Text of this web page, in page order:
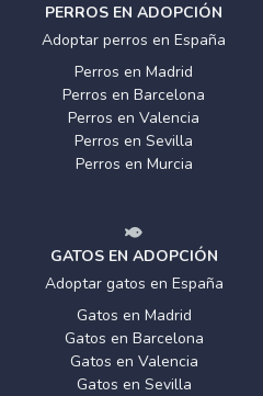
PERROS EN ADOPCIÓN
Adoptar perros en España
Perros en Madrid
Perros en Barcelona
Perros en Valencia
Perros en Sevilla
Perros en Murcia
GATOS EN ADOPCIÓN
Adoptar gatos en España
Gatos en Madrid
Gatos en Barcelona
Gatos en Valencia
Gatos en Sevilla